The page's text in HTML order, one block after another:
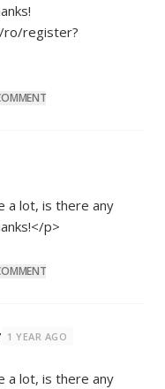
ro/register?
a lot, is there any
p>
1 YEAR AGO
a lot, is there any